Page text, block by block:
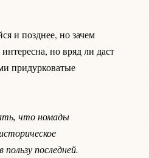
и позднее, но зачем
но вряд ли даст
придурковатые
что номады
последней.